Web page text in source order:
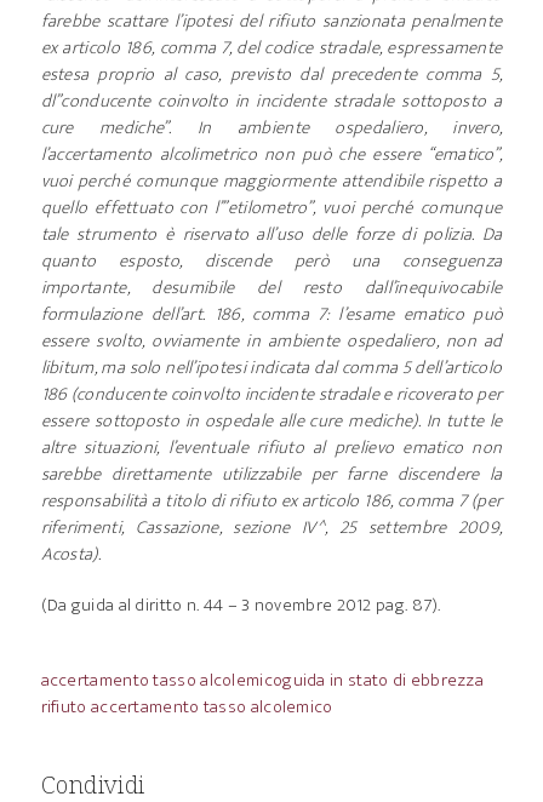
farebbe scattare l’ipotesi del rifiuto sanzionata penalmente
ex articolo 186, comma 7, del codice stradale, espressamente
estesa proprio al caso, previsto dal precedente comma 5,
dl”conducente coinvolto in incidente stradale sottoposto a
cure mediche”. In ambiente ospedaliero, invero,
l’accertamento alcolimetrico non può che essere “ematico”,
vuoi perché comunque maggiormente attendibile rispetto a
quello effettuato con l’”etilometro”, vuoi perché comunque
tale strumento è riservato all’uso delle forze di polizia. Da
quanto esposto, discende però una conseguenza
importante, desumibile del resto dall’inequivocabile
formulazione dell’art. 186, comma 7: l’esame ematico può
essere svolto, ovviamente in ambiente ospedaliero, non ad
libitum, ma solo nell’ipotesi indicata dal comma 5 dell’articolo
186 (conducente coinvolto incidente stradale e ricoverato per
essere sottoposto in ospedale alle cure mediche). In tutte le
altre situazioni, l’eventuale rifiuto al prelievo ematico non
sarebbe direttamente utilizzabile per farne discendere la
responsabilità a titolo di rifiuto ex articolo 186, comma 7 (per
riferimenti, Cassazione, sezione IV^, 25 settembre 2009,
Acosta).
(Da guida al diritto n. 44 – 3 novembre 2012 pag. 87).
accertamento tasso alcolemicoguida in stato di ebbrezza
rifiuto accertamento tasso alcolemico
Condividi